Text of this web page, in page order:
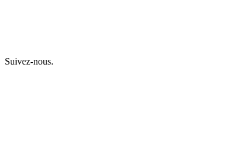
Suivez-nous.